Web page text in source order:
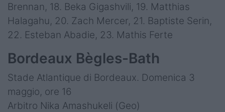
Brennan, 18. Beka Gigashvili, 19. Matthias
Halagahu, 20. Zach Mercer, 21. Baptiste Serin,
22. Esteban Abadie, 23. Mathis Ferte
Bordeaux Bègles-Bath
Stade Atlantique di Bordeaux. Domenica 3
maggio, ore 16
Arbitro Nika Amashukeli (Geo)